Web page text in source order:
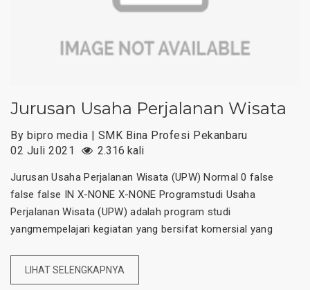
Jurusan Usaha Perjalanan Wisata
By bipro media | SMK Bina Profesi Pekanbaru
02 Juli 2021
2.316 kali
Jurusan Usaha Perjalanan Wisata (UPW) Normal 0 false
false false IN X-NONE X-NONE Programstudi Usaha
Perjalanan Wisata (UPW) adalah program studi
yangmempelajari kegiatan yang bersifat komersial yang
LIHAT SELENGKAPNYA